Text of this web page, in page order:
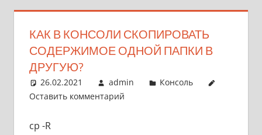
КАК В КОНСОЛИ СКОПИРОВАТЬ
СОДЕРЖИМОЕ ОДНОЙ ПАПКИ В
ДРУГУЮ?
26.02.2021 admin
Консоль
Оставить комментарий
cp -R